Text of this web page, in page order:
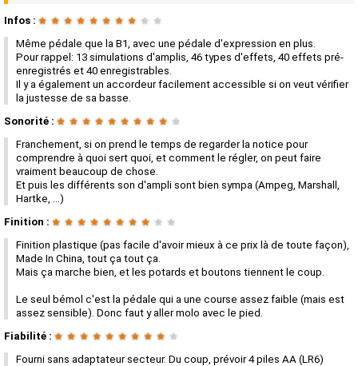
Infos : ★ ★ ★ ★ ★ ★ ★ ★ ★ ★
Même pédale que la B1, avec une pédale d'expression en plus.
Pour rappel: 13 simulations d'amplis, 46 types d'effets, 40 effets pré-
enregistrés et 40 enregistrables.
Il y a également un accordeur facilement accessible si on veut vérifier
la justesse de sa basse.
Sonorité : ★ ★ ★ ★ ★ ★ ★ ★ ★ ★
Franchement, si on prend le temps de regarder la notice pour
comprendre à quoi sert quoi, et comment le régler, on peut faire
vraiment beaucoup de chose.
Et puis les différents son d'ampli sont bien sympa (Ampeg, Marshall,
Hartke, ...)
Finition : ★ ★ ★ ★ ★ ★ ★ ★ ★ ★
Finition plastique (pas facile d'avoir mieux à ce prix là de toute façon),
Made In China, tout ça tout ça.
Mais ça marche bien, et les potards et boutons tiennent le coup.
Le seul bémol c'est la pédale qui a une course assez faible (mais est
assez sensible). Donc faut y aller molo avec le pied.
Fiabilité : ★ ★ ★ ★ ★ ★ ★ ★ ★ ★
Fourni sans adaptateur secteur. Du coup, prévoir 4 piles AA (LR6)